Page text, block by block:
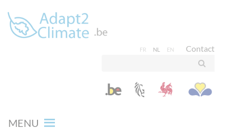
FR NL EN Contact
MENU